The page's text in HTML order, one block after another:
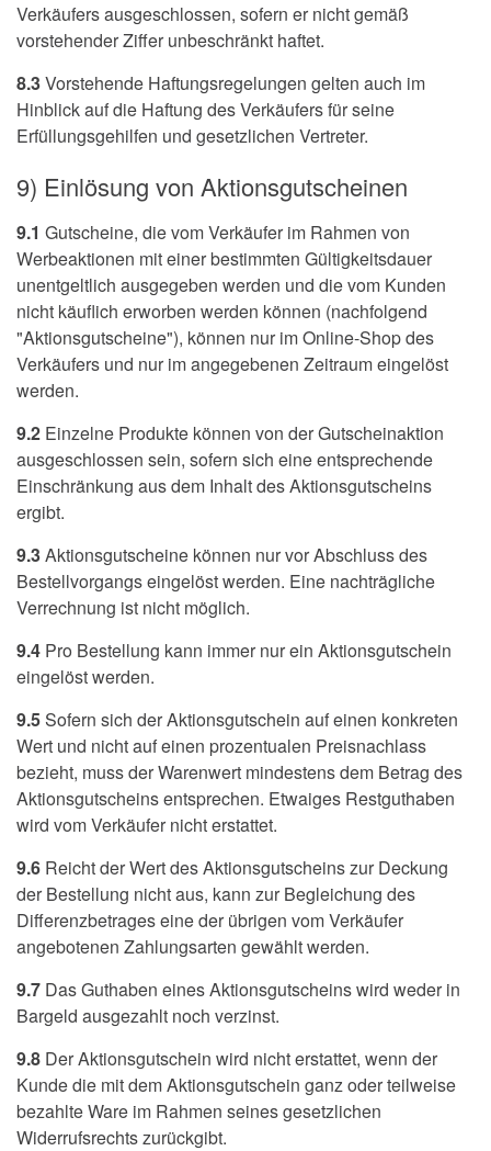
Verkäufers ausgeschlossen, sofern er nicht gemäß
vorstehender Ziffer unbeschränkt haftet.
8.3Vorstehende Haftungsregelungen gelten auch im
Hinblick auf die Haftung des Verkäufers für seine
Erfüllungsgehilfen und gesetzlichen Vertreter.
9) Einlösung von Aktionsgutscheinen
9.1 Gutscheine, die vom Verkäufer im Rahmen von
Werbeaktionen mit einer bestimmten Gültigkeitsdauer
unentgeltlich ausgegeben werden und die vom Kunden
nicht käuflich erworben werden können (nachfolgend
"Aktionsgutscheine"), können nur im Online-Shop des
Verkäufers und nur im angegebenen Zeitraum eingelöst
werden.
9.2 Einzelne Produkte können von der Gutscheinaktion
ausgeschlossen sein, sofern sich eine entsprechende
Einschränkung aus dem Inhalt des Aktionsgutscheins
ergibt.
9.3Aktionsgutscheine können nur vor Abschluss des
Bestellvorgangs eingelöst werden. Eine nachträgliche
Verrechnung ist nicht möglich.
9.4 Pro Bestellung kann immer nur ein Aktionsgutschein
eingelöst werden.
9.5Sofern sich der Aktionsgutschein auf einen konkreten
Wert und nicht auf einen prozentualen Preisnachlass
bezieht, muss der Warenwert mindestens dem Betrag des
Aktionsgutscheins entsprechen. Etwaiges Restguthaben
wird vom Verkäufer nicht erstattet.
9.6 Reicht der Wert des Aktionsgutscheins zur Deckung
der Bestellung nicht aus, kann zur Begleichung des
Differenzbetrages eine der übrigen vom Verkäufer
angebotenen Zahlungsarten gewählt werden.
9.7 Das Guthaben eines Aktionsgutscheins wird weder in
Bargeld ausgezahlt noch verzinst.
9.8 Der Aktionsgutschein wird nicht erstattet, wenn der
Kunde die mit dem Aktionsgutschein ganz oder teilweise
bezahlte Ware im Rahmen seines gesetzlichen
Widerrufsrechts zurückgibt.